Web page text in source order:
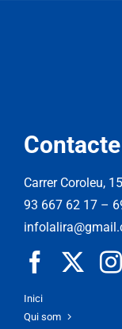
Contacte
Carrer Coroleu,
93 667 62 17–
Inici
Qui som